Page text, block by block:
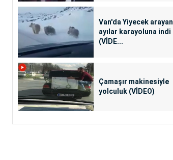
Van'da Yiyecek arayan
ayılar karayoluna indi
(VİDE...
Çamaşır makinesiyle
yolculuk (VİDEO)